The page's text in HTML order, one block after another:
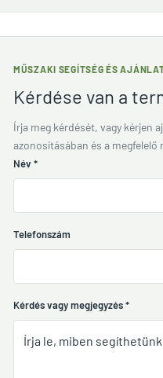
MŰSZAKI SEGÍTSÉG ÉS
Kérdése van a
Írja meg kérdését, vagy kérjen
azonosításában és a
Név *
Telefonszám
Kérdés vagy megjegyzés*